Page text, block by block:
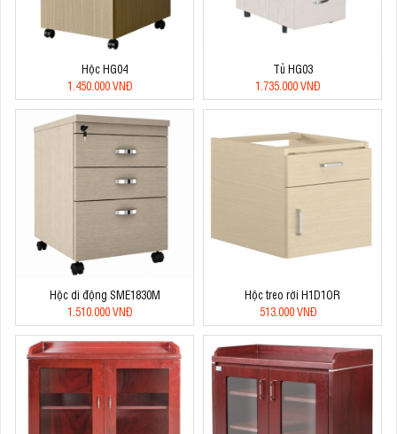
Hộc HG04
1.450.000 VNĐ
Tủ HG03
1.735.000 VNĐ
Hộc di động SME1830M
1.510.000 VNĐ
Hộc treo rời H1D1OR
513.000 VNĐ